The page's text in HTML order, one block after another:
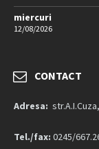
miercuri
12/08/2026
CONTACT
Adresa:
Tel./fax: 0245/